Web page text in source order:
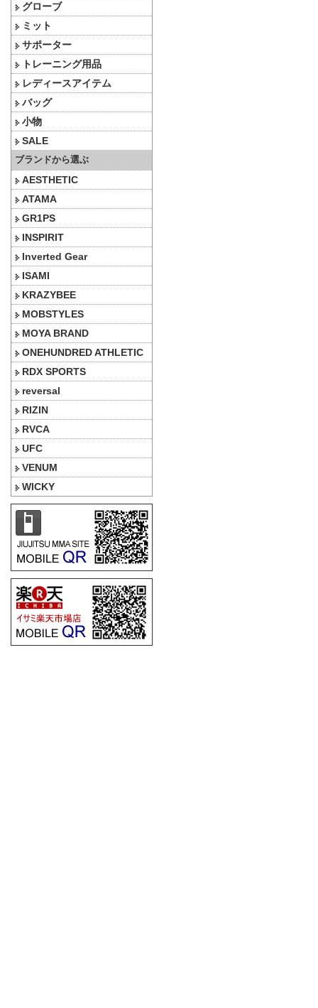
グローブ
ミット
サポーター
トレーニング用品
レディースアイテム
バッグ
小物
SALE
ブランドから選ぶ
AESTHETIC
ATAMA
GR1PS
INSPIRIT
Inverted Gear
ISAMI
KRAZYBEE
MOBSTYLES
MOYA BRAND
ONEHUNDRED ATHLETIC
RDX SPORTS
reversal
RIZIN
RVCA
UFC
VENUM
WICKY